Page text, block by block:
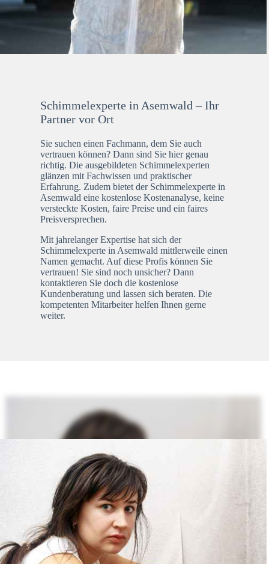
Schimmelexperte in Asemwald – Ihr
Partner vor Ort
Sie suchen einen Fachmann, dem Sie auch
vertrauen können? Dann sind Sie hier genau
richtig. Die ausgebildeten Schimmelexperten
glänzen mit Fachwissen und praktischer
Erfahrung. Zudem bietet der Schimmelexperte in
Asemwald eine kostenlose Kostenanalyse, keine
versteckte Kosten, faire Preise und ein faires
Preisversprechen.
Mit jahrelanger Expertise hat sich der
Schimmelexperte in Asemwald mittlerweile einen
Namen gemacht. Auf diese Profis können Sie
vertrauen! Sie sind noch unsicher? Dann
kontaktieren Sie doch die kostenlose
Kundenberatung und lassen sich beraten. Die
kompetenten Mitarbeiter helfen Ihnen gerne
weiter.